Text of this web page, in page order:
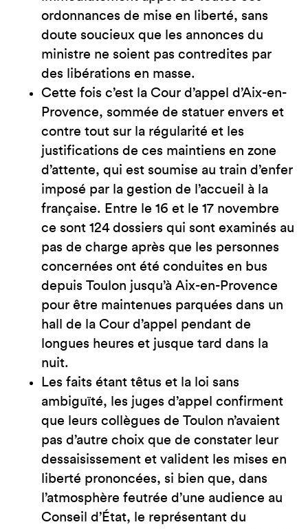
ordonnances de mise en liberté, sans
doute soucieux que les annonces du
ministre ne soient pas contredites par
des libérations en masse.
Cette fois c’est la Cour d’appel d’Aix-en-
Provence, sommée de statuer envers et
contre tout sur la régularité et les
justifications de ces maintiens en zone
d’attente, qui est soumise au train d’enfer
imposé par la gestion de l’accueil à la
française. Entre le 16 et le 17 novembre
ce sont 124 dossiers qui sont examinés au
pas de charge après que les personnes
concernées ont été conduites en bus
depuis Toulon jusqu’à Aix-en-Provence
pour être maintenues parquées dans un
hall de la Cour d’appel pendant de
longues heures et jusque tard dans la
nuit.
Les faits étant têtus et la loi sans
ambiguïté, les juges d’appel confirment
que leurs collègues de Toulon n’avaient
pas d’autre choix que de constater leur
dessaisissement et valident les mises en
liberté prononcées, si bien que, dans
l’atmosphère feutrée d’une audience au
Conseil d’État, le représentant du